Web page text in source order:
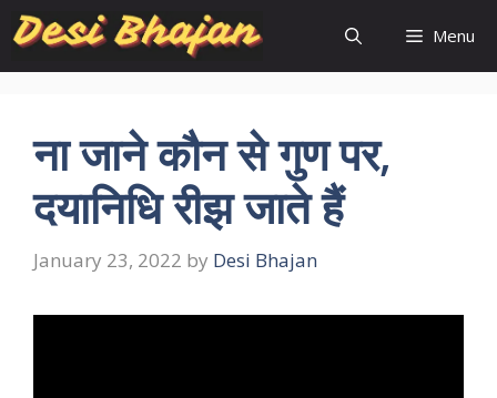
Skip
to
content
Menu
ना जाने कौन से गुण पर,
दयानिधि रीझ जाते हैं
January 23, 2022 by Desi Bhajan